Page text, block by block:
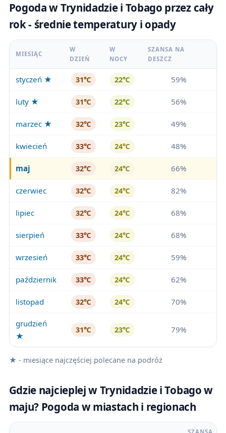
Pogoda w Trynidadzie i Tobago przez cały
rok - średnie temperatury i opady
MIESIĄC
W
DZIEŃ
W
NOCY
SZANSA NA
DESZCZ
styczeń ★ 31℃ 22℃ 59%
luty ★ 31℃ 22℃ 56%
marzec ★ 32℃ 23℃ 49%
kwiecień 33℃ 24℃ 48%
maj 32℃ 24℃ 66%
czerwiec 32℃ 24℃ 82%
lipiec 32℃ 24℃ 68%
sierpień 33℃ 24℃ 68%
wrzesień 33℃ 24℃ 59%
październik 33℃ 24℃ 62%
listopad 32℃ 24℃ 70%
grudzień
★
31℃ 23℃ 79%
★ - miesiące najczęściej polecane na podróż
Gdzie najcieplej w Trynidadzie i Tobago w
maju? Pogoda w miastach i regionach